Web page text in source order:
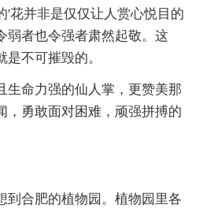
'花并非是仅仅让人赏心悦目的
弱者也令强者肃然起敬。这
不可摧毁的。
生命力强的仙人掌，更赞美那
，勇敢面对困难，顽强拼搏的
到合肥的植物园。植物园里各